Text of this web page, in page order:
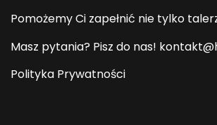
Pomożemy Ci zapełnić nie tylko
Masz pytania? Pisz do nas!
Polityka Prywatności